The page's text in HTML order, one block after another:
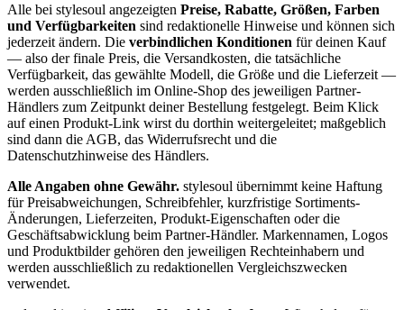
Alle bei stylesoul angezeigten Preise, Rabatte, Größen, Farben
und Verfügbarkeiten sind redaktionelle Hinweise und können sich
jederzeit ändern. Die verbindlichen Konditionen für deinen Kauf
— also der finale Preis, die Versandkosten, die tatsächliche
Verfügbarkeit, das gewählte Modell, die Größe und die Lieferzeit —
werden ausschließlich im Online-Shop des jeweiligen Partner-
Händlers zum Zeitpunkt deiner Bestellung festgelegt. Beim Klick
auf einen Produkt-Link wirst du dorthin weitergeleitet; maßgeblich
sind dann die AGB, das Widerrufsrecht und die
Datenschutzhinweise des Händlers.
Alle Angaben ohne Gewähr. stylesoul übernimmt keine Haftung
für Preisabweichungen, Schreibfehler, kurzfristige Sortiments-
Änderungen, Lieferzeiten, Produkt-Eigenschaften oder die
Geschäftsabwicklung beim Partner-Händler. Markennamen, Logos
und Produktbilder gehören den jeweiligen Rechteinhabern und
werden ausschließlich zu redaktionellen Vergleichszwecken
verwendet.